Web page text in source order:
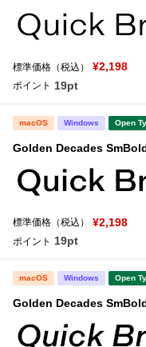
標準価格（税込） ¥2,198
ポイント 19pt
macOS Windows Open
Golden Decades
標準価格（税込） ¥2,198
ポイント 19pt
macOS Windows Open
Golden Decades